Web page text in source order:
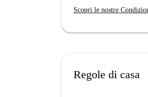
Scopri le nostre
Regole di casa